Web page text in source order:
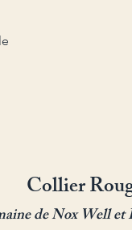
Collier
de Nox Well et